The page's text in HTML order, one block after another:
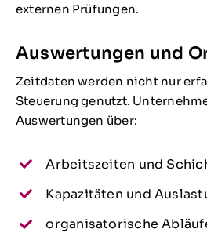
externen Prüfungen.
Auswertungen und
Zeitdaten werden nicht nur
Steuerung genutzt.
Auswertungen über:
Arbeitszeiten und
Kapazitäten und
organisatorische